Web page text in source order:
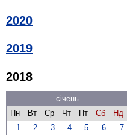
2020
2019
2018
січень
Пн
Вт Ср Чт Пт Сб
Нд
1
2 3 4 5 6
7